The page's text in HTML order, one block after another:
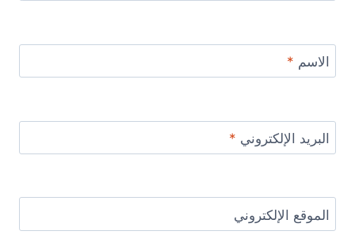
الاسم *
البريد الإلكتروني *
الموقع الإلكتروني